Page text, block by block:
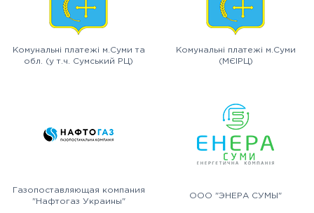
Комунальні платежі м.Суми та
обл. (у т.ч. Сумський РЦ)
Комунальні платежі м.Суми
(МЄІРЦ)
Газопоставляющая компания
"Нафтогаз Украины"
ООО "ЭНЕРА СУМЫ"